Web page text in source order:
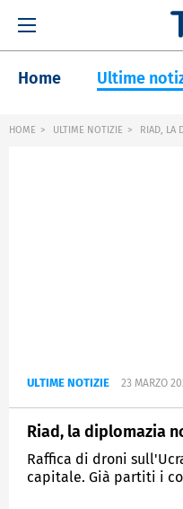
Home Ultime
HOME ULTIME NOTIZIE RIAD, LA
ULTIME NOTIZIE 23 MARZO
Riad, la diplomazia
Raffica di droni
capitale. Già partiti i